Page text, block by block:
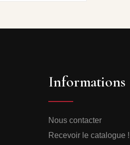
Informations
Nous contacter
Recevoir le catalogue !